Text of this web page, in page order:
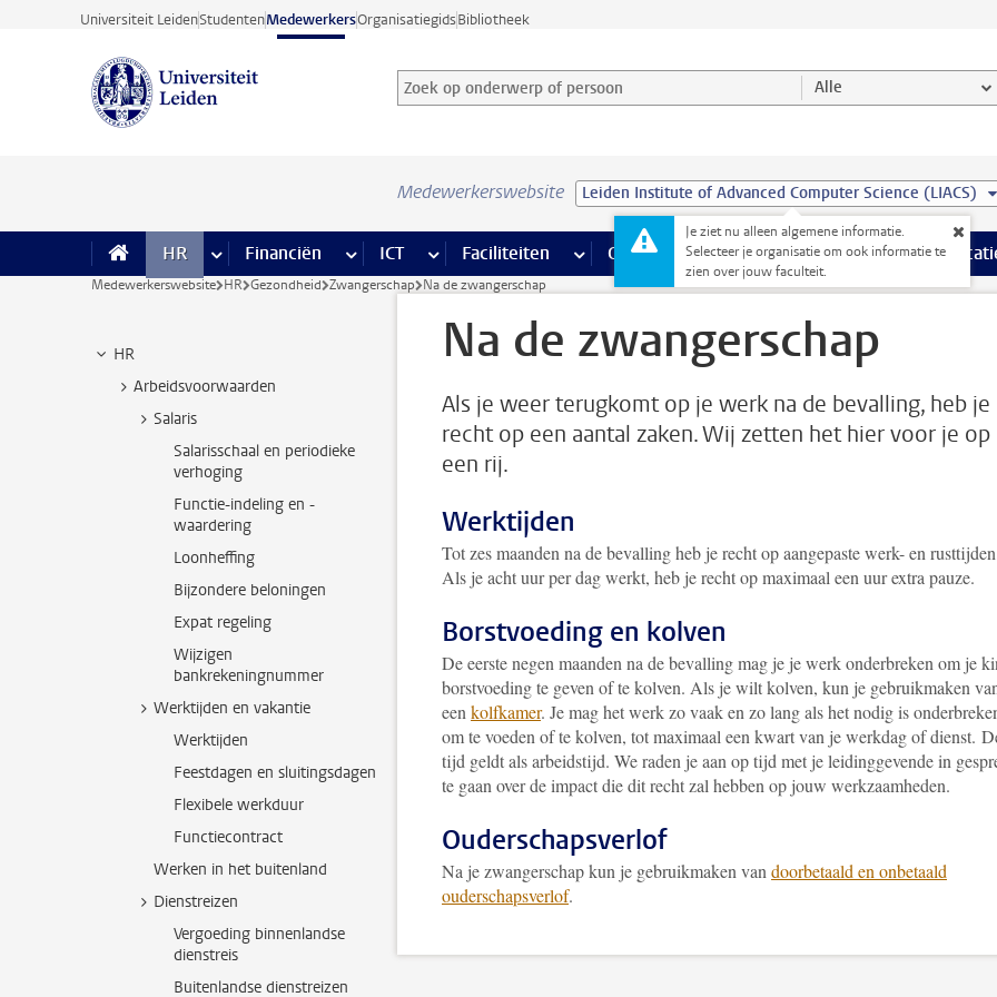
Ga direct naar de inhoud
Universiteit LeidenStudentenMedewerkersOrganisatiegidsBibliotheek
Zoek op onderwerp of persoon en selecteer categorie
Zoekterm Alle
Medewerkerswebsite Leiden Institute of Advanced Computer Science (LIACS)
Je ziet nu alleen algemene informatie.
Selecteer je organisatie om ook informatie te
zien over jouw faculteit.
HR meer HR pagina’s
Financiën meer Financiën pagina’s
ICT meer ICT pagina’s
Faciliteiten meer Faciliteiten pagina’s
Onderwijs meer Onderwijs pagina’s
Onderzoek meer Onderzoek
Medewerkerswebsite HR Gezondheid Zwangerschap Na de zwangerschap
HR
Arbeidsvoorwaarden
Salaris
Salarisschaal en periodieke
verhoging
Functie-indeling en -
waardering
Loonheffing
Bijzondere beloningen
Expat regeling
Wijzigen
bankrekeningnummer
Werktijden en vakantie
Werktijden
Feestdagen en sluitingsdagen
Flexibele werkduur
Functiecontract
Werken in het buitenland
Dienstreizen
Vergoeding binnenlandse
dienstreis
Buitenlandse dienstreizen
Na de zwangerschap
Als je weer terugkomt op je werk na de bevalling, heb je
recht op een aantal zaken. Wij zetten het hier voor je op
een rij.
Werktijden
Tot zes maanden na de bevalling heb je recht op aangepaste werk- en
Als je acht uur per dag werkt, heb je recht op maximaal een uur extra pauze.
Borstvoeding en kolven
De eerste negen maanden na de bevalling mag je je werk onderbreken om je
borstvoeding te geven of te kolven. Als je wilt kolven, kun je gebruikmaken
een kolfkamer. Je mag het werk zo vaak en zo lang als het nodig is
om te voeden of te kolven, tot maximaal een kwart van je werkdag of dienst.
tijd geldt als arbeidstijd. We raden je aan op tijd met je leidinggevende in
te gaan over de impact die dit recht zal hebben op jouw werkzaamheden.
Ouderschapsverlof
Na je zwangerschap kun je gebruikmaken van doorbetaald en onbetaald
ouderschapsverlof.